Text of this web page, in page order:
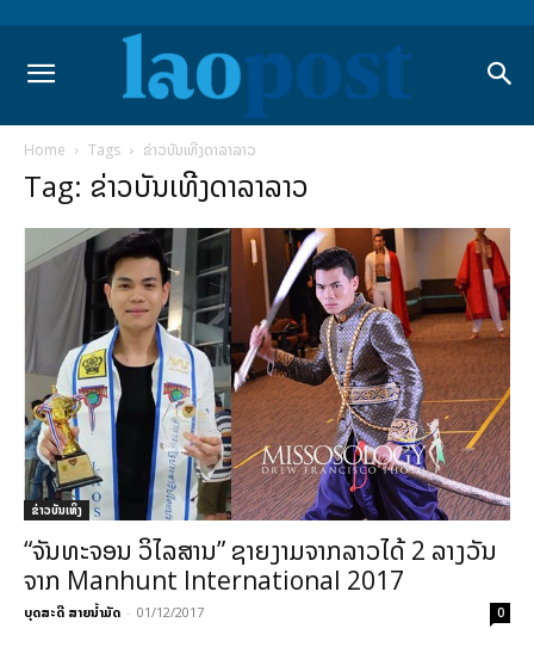
Home Tags ຂ່າວບັນເທີງດາລາລາວ
Tag: ຂ່າວບັນເທີງດາລາລາວ
​ຂ່າວບັນເທິງ
“ຈັນທະຈອນ ວິໄລສານ” ຊາຍງາມຈາກລາວໄດ້ 2 ລາງວັນ
ຈາກ Manhunt International 2017
ບຸດສະດີ ສາຍນ້ຳມັດ - 01/12/2017 0